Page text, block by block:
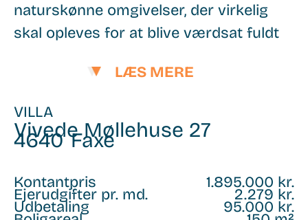
naturskønne omgivelser, der virkelig
skal opleves for at blive værdsat fuldt
køkken og stue miljø, hvor familie og
venner kan samles om madlavning og
værelser, perfekt til både
børneværelser eller kontorplads alt
LÆS MERE
VILLA
Vivede Møllehuse 27
4640 Faxe
Kontantpris 1.895.000 kr.
Ejerudgifter pr. md. 2.279 kr.
Udbetaling 95.000 kr.